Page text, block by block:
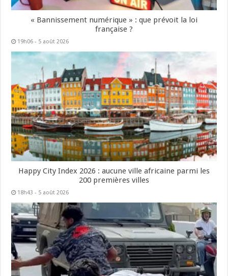
« Bannissement numérique » : que prévoit la loi
française ?
19h06 - 5 août 2026
Happy City Index 2026 : aucune ville africaine parmi les
200 premières villes
18h43 - 5 août 2026